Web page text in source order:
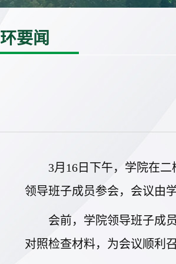
要闻
3月16日下午，学院在
领导班子成员参会，会议由
会前，学院领导班子成
对照检查材料，为会议顺利